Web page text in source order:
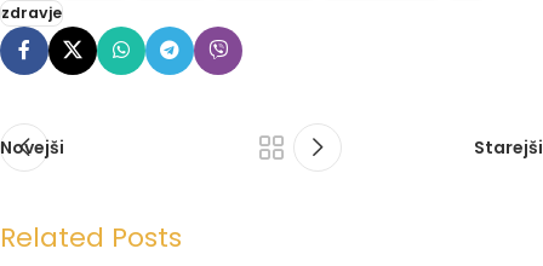
zdravje
Novejši Starejši
Related Posts